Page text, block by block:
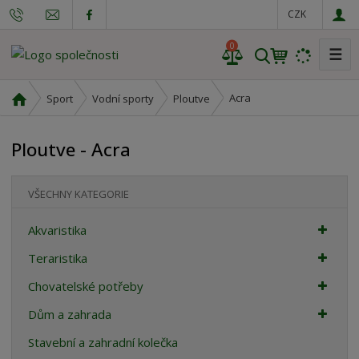
CZK
V
0 ☰
v
d
s
r
a
a
Sport Vodní sporty Ploutve Acra
Ploutve - Acra
VŠECHNY KATEGORIE
Akvaristika
Teraristika
Chovatelské potřeby
Dům a zahrada
Stavební a zahradní kolečka